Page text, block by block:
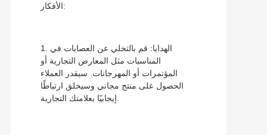
الأفكار:
1. الهدايا: قم بالتخلي عن العصابات في
المناسبات مثل المعارض التجارية أو
المؤتمرات أو المهرجانات. سيقدر العملاء
الحصول على منتج مجاني وسيخلق ارتباطًا